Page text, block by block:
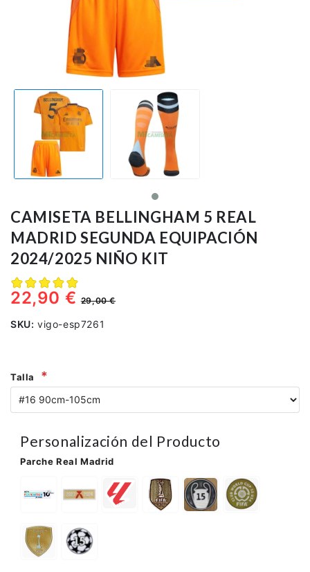
Otras Ligas
Ropa de Entrenamiento
Jugadores
CAMISETA BELLINGHAM 5 REAL
MADRID SEGUNDA EQUIPACIÓN
2024/2025 NIÑO KIT
22,90 €29,00 €
SKU: vigo-esp7261
Talla
Personalización del Producto
Parche Real Madrid